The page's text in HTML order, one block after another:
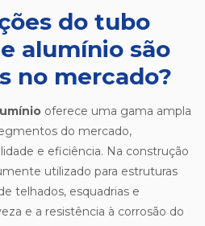
do tubo
alumínio são
no mercado?
oferece uma gama ampla
do mercado,
e eficiência. Na construção
utilizado para estruturas
telhados, esquadrias e
e a resistência à corrosão do